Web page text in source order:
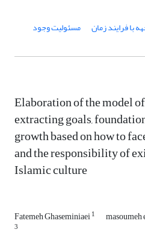
با فرایند زمان مسئولیت وجود
Elaboration of the model
extracting goals,
growth based on how to
and the responsibility of
Islamic culture
Fatemeh Ghaseminiaei1
3